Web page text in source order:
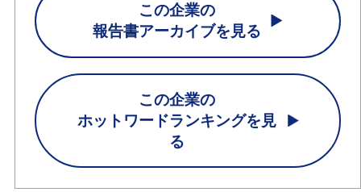
この企業の
報告書アーカイブを見る
この企業の
ホットワードランキングを見
る